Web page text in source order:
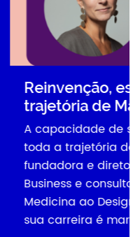
e
acompanha
Bertoletti,
criativa da Ora Design
da Madura Lab. Da
Moda ao Branding,
pela busca […]